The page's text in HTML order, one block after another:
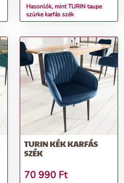
Hasonlók, mint TURIN taupe
szürke karfás szék
TURIN KÉK KARFÁS
SZÉK
70 990 Ft